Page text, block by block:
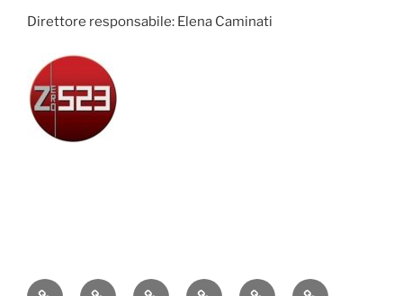
Direttore responsabile: Elena Caminati
AttualitàCronacaPolitica EconomiaCultura Sport